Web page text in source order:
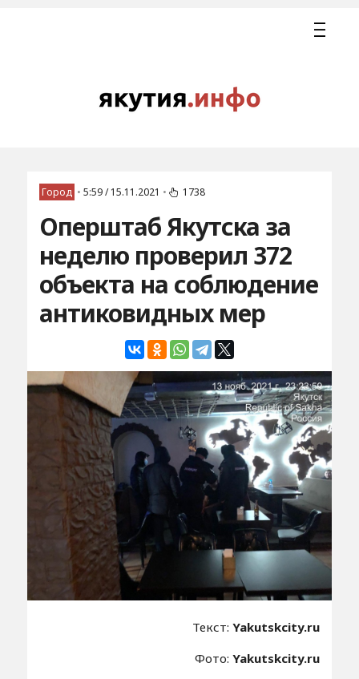
Город • 5:59 / 15.11.2021 • 1738
Оперштаб Якутска за
неделю проверил 372
объекта на соблюдение
антиковидных мер
Текст:Yakutskcity.ru
Фото:Yakutskcity.ru